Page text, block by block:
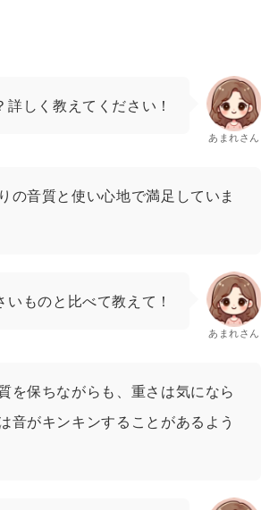
しく教えてください！
あまれさん
の音質と使い心地で満足していま
ものと比べて教えて！
あまれさん
を保ちながらも、重さは気になら
音がキンキンすることがあるよう